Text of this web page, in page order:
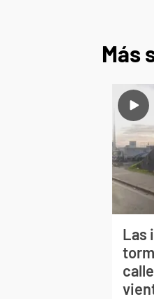
Más
Las